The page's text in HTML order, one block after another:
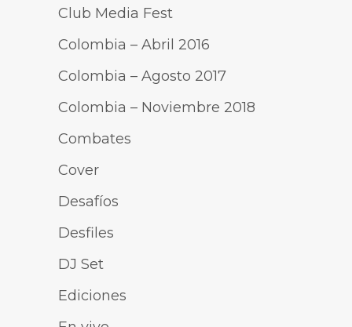
Club Media Fest
Colombia – Abril 2016
Colombia – Agosto 2017
Colombia – Noviembre 2018
Combates
Cover
Desafíos
Desfiles
DJ Set
Ediciones